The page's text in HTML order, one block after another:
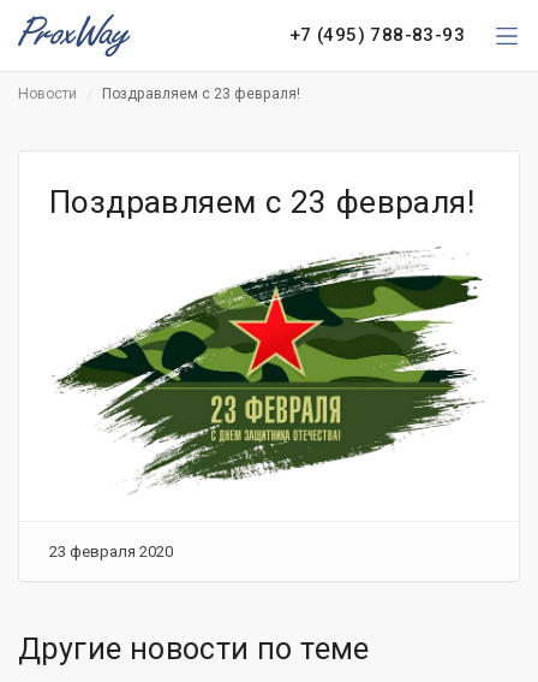
+7 (495) 788-83-93
Новости Поздравляем с 23 февраля!
Поздравляем с 23 февраля!
23 февраля 2020
Другие новости по теме